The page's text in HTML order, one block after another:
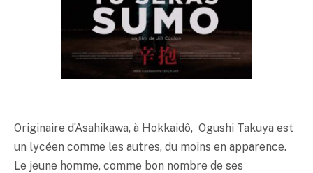
Originaire d’Asahikawa, à Hokkaidô, Ogushi Takuya est
un lycéen comme les autres, du moins en apparence.
Le jeune homme, comme bon nombre de ses